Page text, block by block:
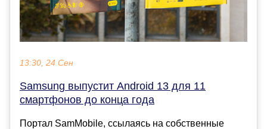
13:30, 24 Сен
Samsung выпустит Android 13 для 11
смартфонов до конца года
Портал SamMobile, ссылаясь на собственные